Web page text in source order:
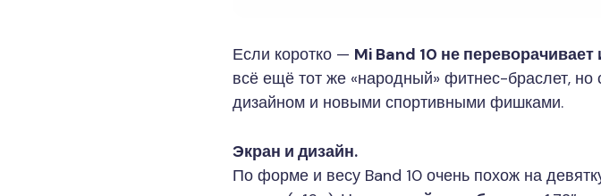
Если коротко — Mi Band 10 не переворачивает
всё ещё тот же «народный» фитнес-браслет,
дизайном и новыми спортивными фишками.
Экран и дизайн.
По форме и весу Band 10 очень похож на